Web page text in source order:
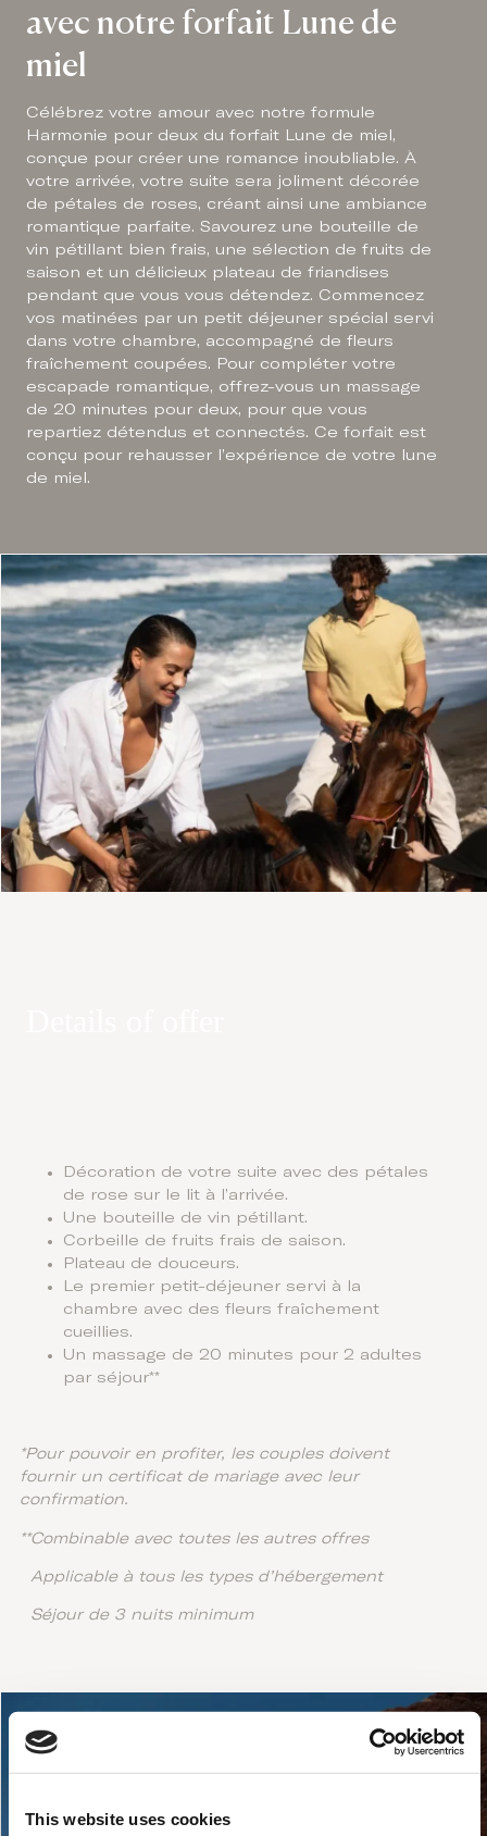
This website uses cookies
avec notre forfait Lune de
miel
Célébrez votre amour avec notre formule
Harmonie pour deux du forfait Lune de miel,
conçue pour créer une romance inoubliable. À
votre arrivée, votre suite sera joliment décorée
de pétales de roses, créant ainsi une ambiance
romantique parfaite. Savourez une bouteille de
vin pétillant bien frais, une sélection de fruits de
saison et un délicieux plateau de friandises
pendant que vous vous détendez. Commencez
vos matinées par un petit déjeuner spécial servi
dans votre chambre, accompagné de fleurs
fraîchement coupées. Pour compléter votre
escapade romantique, offrez-vous un massage
de 20 minutes pour deux, pour que vous
repartiez détendus et connectés. Ce forfait est
conçu pour rehausser l’expérience de votre lune
de miel.
Décoration de votre suite avec des pétales
de rose sur le lit à l’arrivée.
Une bouteille de vin pétillant.
Corbeille de fruits frais de saison.
Plateau de douceurs.
Le premier petit-déjeuner servi à la
chambre avec des fleurs fraîchement
cueillies.
Un massage de 20 minutes pour 2 adultes
par séjour**
*Pour pouvoir en profiter, les couples doivent
fournir un certificat de mariage avec leur
confirmation.
**Combinable avec toutes les autres offres
Applicable à tous les types d’hébergement
Séjour de 3 nuits minimum